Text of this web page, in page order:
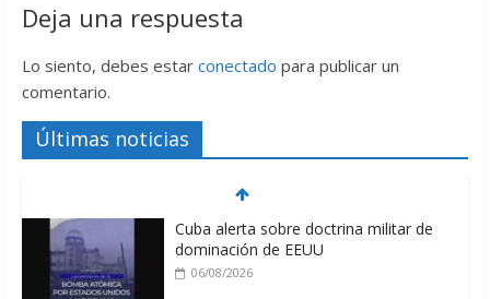
Deja una respuesta
Lo siento, debes estar conectado para publicar un
comentario.
Últimas noticias
Cuba alerta sobre doctrina militar de
dominación de EEUU
06/08/2026